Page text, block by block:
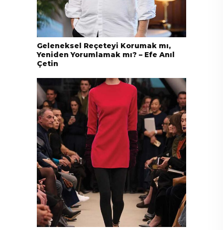
Geleneksel Reçeteyi Korumak mı,
Yeniden Yorumlamak mı? – Efe Anıl
Çetin